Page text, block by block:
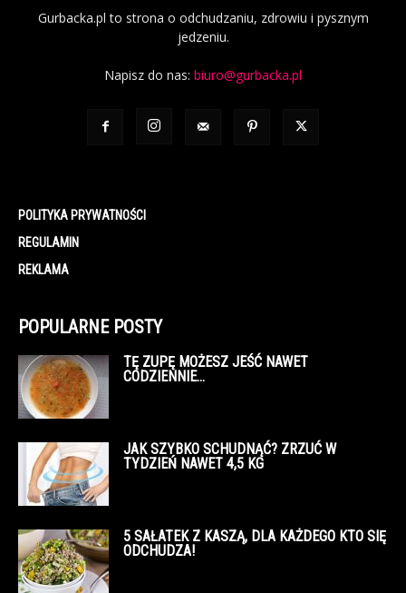
Gurbacka.pl to strona o odchudzaniu, zdrowiu i pysznym
jedzeniu.
Napisz do nas: biuro@gurbacka.pl
POLITYKA PRYWATNOŚCI
REGULAMIN
REKLAMA
POPULARNE POSTY
TĘ ZUPĘ MOŻESZ JEŚĆ NAWET
CODZIENNIE…
JAK SZYBKO SCHUDNĄĆ? ZRZUĆ W
TYDZIEŃ NAWET 4,5 KG
5 SAŁATEK Z KASZĄ, DLA KAŻDEGO KTO SIĘ
ODCHUDZA!